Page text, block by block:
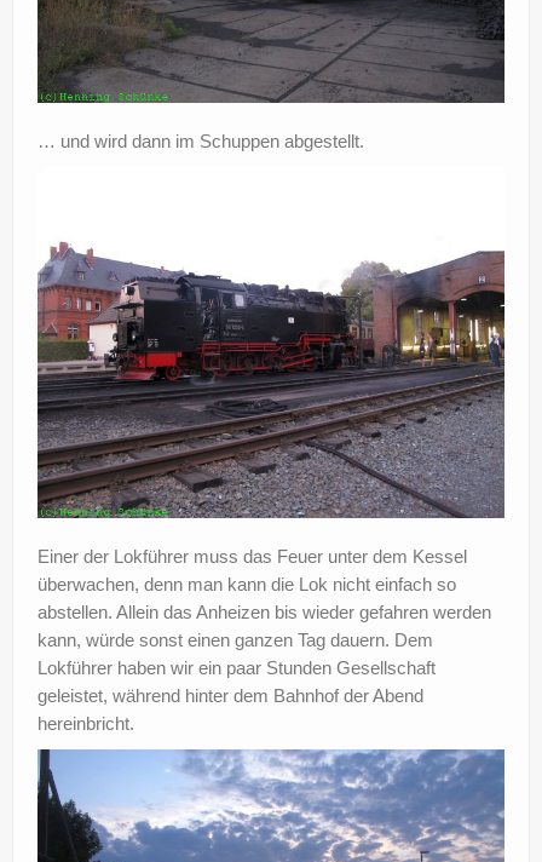
… und wird dann im Schuppen abgestellt.
Einer der Lokführer muss das Feuer unter dem Kessel
überwachen, denn man kann die Lok nicht einfach so
abstellen. Allein das Anheizen bis wieder gefahren werden
kann, würde sonst einen ganzen Tag dauern. Dem
Lokführer haben wir ein paar Stunden Gesellschaft
geleistet, während hinter dem Bahnhof der Abend
hereinbricht.